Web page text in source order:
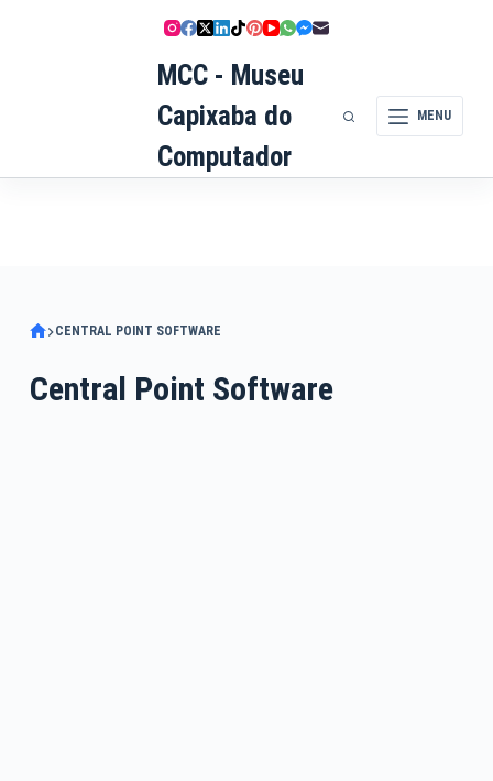
MCC - Museu
Capixaba do
Computador
MENU
CENTRAL POINT SOFTWARE
Central Point Software